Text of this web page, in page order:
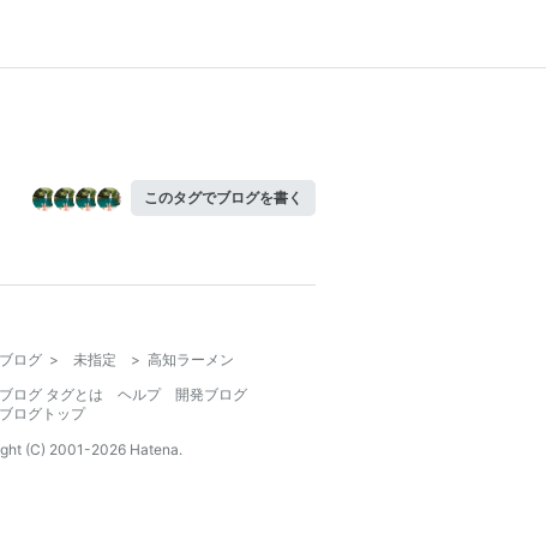
このタグでブログを書く
ログ > 未指定 > 高知ラーメン
ログ タグとは
ヘルプ
開発ブログ
ログトップ
(C) 2001-2026 Hatena.